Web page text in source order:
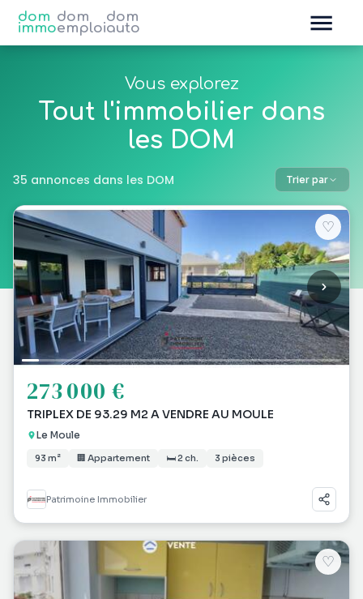
dom
immo
dom
emploi
dom
auto
Vous explorez
Tout l'immobilier dans
les DOM
35 annonces dans les DOM Trier par
♡
273 000 €
TRIPLEX DE 93.29 M2 A VENDRE AU MOULE
Le Moule
93 m² 🏢 Appartement 🛏 2 ch. 3 pièces
Patrimoine Immobilier
♡